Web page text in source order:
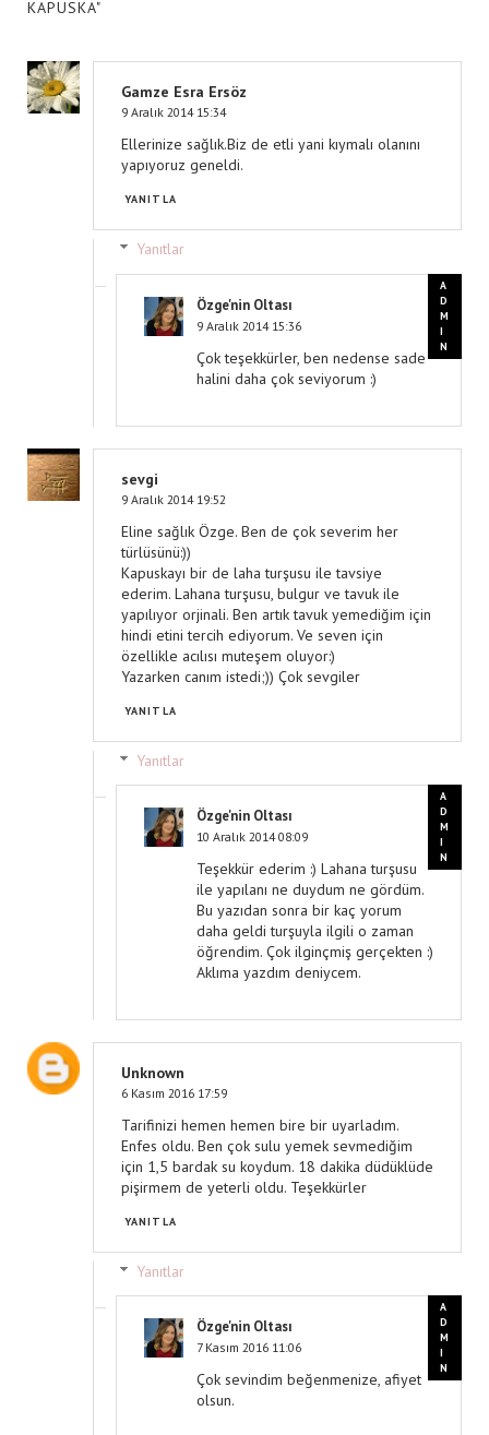
KAPUSKA"
Gamze Esra Ersöz
9 Aralık 2014 15:34
Ellerinize sağlık.Biz de etli yani kıymalı olanını
yapıyoruz geneldi.
YANITLA
Yanıtlar
Özge'nin Oltası
9 Aralık 2014 15:36
Çok teşekkürler, ben nedense sade
halini daha çok seviyorum :)
sevgi
9 Aralık 2014 19:52
Eline sağlık Özge. Ben de çok severim her
türlüsünü:))
Kapuskayı bir de laha turşusu ile tavsiye
ederim. Lahana turşusu, bulgur ve tavuk ile
yapılıyor orjinali. Ben artık tavuk yemediğim için
hindi etini tercih ediyorum. Ve seven için
özellikle acılısı muteşem oluyor:)
Yazarken canım istedi;)) Çok sevgiler
YANITLA
Yanıtlar
Özge'nin Oltası
10 Aralık 2014 08:09
Teşekkür ederim :) Lahana turşusu
ile yapılanı ne duydum ne gördüm.
Bu yazıdan sonra bir kaç yorum
daha geldi turşuyla ilgili o zaman
öğrendim. Çok ilginçmiş gerçekten :)
Aklıma yazdım deniycem.
Unknown
6 Kasım 2016 17:59
Tarifinizi hemen hemen bire bir uyarladım.
Enfes oldu. Ben çok sulu yemek sevmediğim
için 1,5 bardak su koydum. 18 dakika düdüklüde
pişirmem de yeterli oldu. Teşekkürler
YANITLA
Yanıtlar
Özge'nin Oltası
7 Kasım 2016 11:06
Çok sevindim beğenmenize, afiyet
olsun.